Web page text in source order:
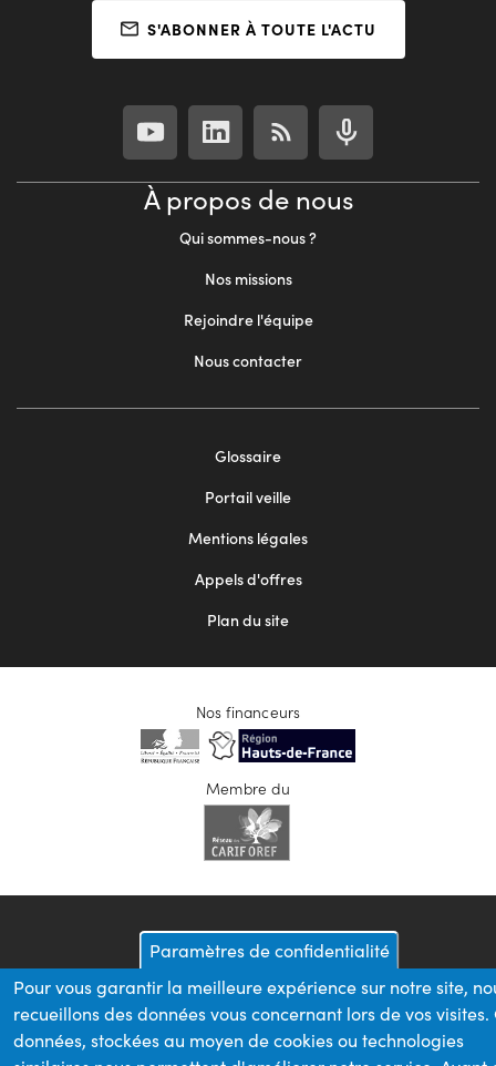
S'ABONNER À TOUTE L'ACTU
À propos de nous
Qui sommes-nous ?
Nos missions
Rejoindre l'équipe
Nous contacter
Glossaire
Portail veille
Mentions légales
Appels d'offres
Plan du site
Nos financeurs
Membre du
Paramètres de confidentialité
Pour vous garantir la meilleure expérience sur notre site,
recueillons des données vous concernant lors de vos visites.
données, stockées au moyen de cookies ou technologies